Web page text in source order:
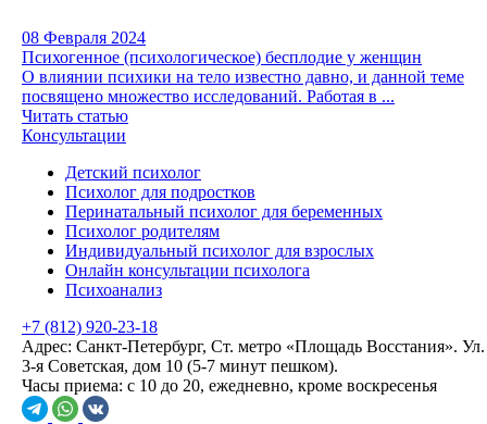
08 Февраля 2024
Психогенное (психологическое) бесплодие у женщин
О влиянии психики на тело известно давно, и данной теме
посвящено множество исследований. Работая в ...
Читать статью
Консультации
Детский психолог
Психолог для подростков
Перинатальный психолог для беременных
Психолог родителям
Индивидуальный психолог для взрослых
Онлайн консультации психолога
Психоанализ
+7 (812) 920-23-18
Адрес: Санкт-Петербург, Ст. метро «Площадь Восстания». Ул.
3-я Советская, дом 10 (5-7 минут пешком).
Часы приема: с 10 до 20, ежедневно, кроме воскресенья